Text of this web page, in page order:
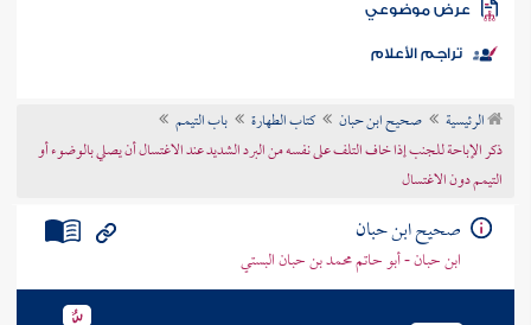
الكتب
موضوعي
تراجم الأعلام
الرئيسية صحيح ابن حبان كتاب الطهارة
باب التيمم
ذكر الإباحة للجنب إذا خاف التلف على نفسه من البرد الشديد عند الاغتسال أن يصلي بالوضوء أو
التيمم دون الاغتسال
صحيح ابن حبان
ابن حبان - أبو حاتم محمد بن حبان البستي